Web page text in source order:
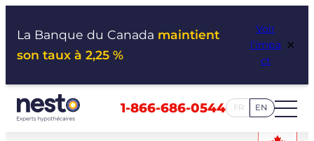
La Banque du Canada maintient
son taux à 2,25 %
Voir
l’impa
ct
×
1-866-686-0544 FR EN